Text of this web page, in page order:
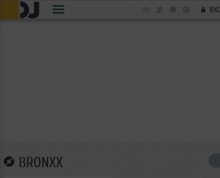
BRONXX